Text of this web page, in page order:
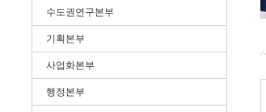
수도권연구본부
기획본부
사업화본부
행정본부